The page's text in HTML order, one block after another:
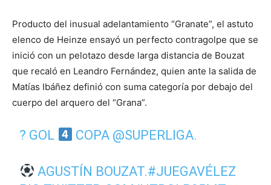
Producto del inusual adelantamiento “Granate”, el astuto
elenco de Heinze ensayó un perfecto contragolpe que se
inició con un pelotazo desde larga distancia de Bouzat
que recaló en Leandro Fernández, quien ante la salida de
Matías Ibáñez definió con suma categoría por debajo del
cuerpo del arquero del “Grana”.
? GOL COPA @SUPERLIGA.
AGUSTÍN BOUZAT.#JUEGAVÉLEZ